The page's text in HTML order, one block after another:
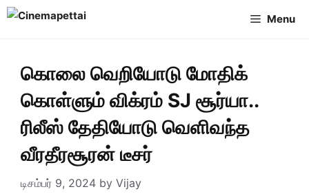
Skip
Menu
கொலை வெறியோடு மோதிக்
கொள்ளும் விக்ரம் SJ சூர்யா..
ரிலீஸ் தேதியோடு வெளிவந்த
வீரதீரசூரன் டீசர்
டிசம்பர் 9, 2024 by Vijay